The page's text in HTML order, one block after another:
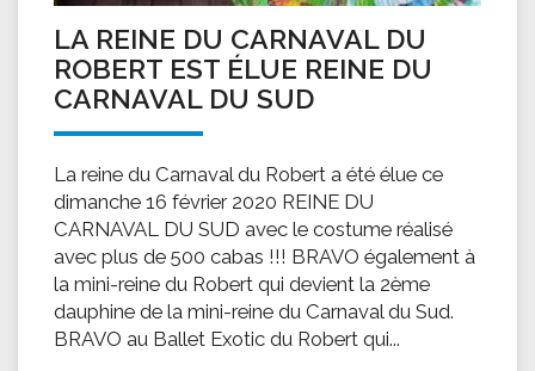
LA REINE DU CARNAVAL DU
ROBERT EST ÉLUE REINE DU
CARNAVAL DU SUD
La reine du Carnaval du Robert a été élue ce
dimanche 16 février 2020 REINE DU
CARNAVAL DU SUD avec le costume réalisé
avec plus de 500 cabas !!! BRAVO également à
la mini-reine du Robert qui devient la 2ème
dauphine de la mini-reine du Carnaval du Sud.
BRAVO au Ballet Exotic du Robert qui...